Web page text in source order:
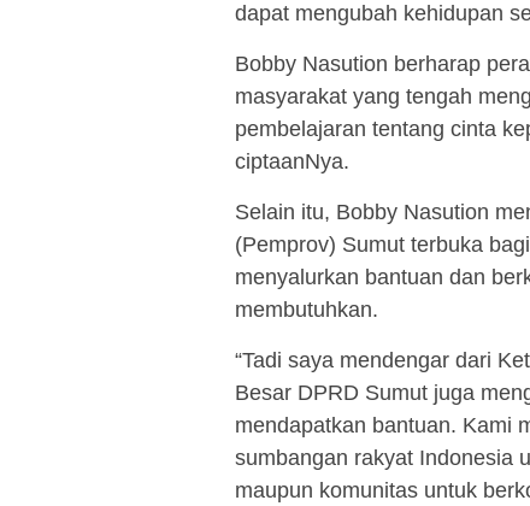
dapat mengubah kehidupan
Bobby Nasution berharap
masyarakat yang tengah
pembelajaran tentang cinta
ciptaanNya.
Selain itu, Bobby Nasution
(Pemprov) Sumut terbuka
menyalurkan bantuan dan
membutuhkan.
“Tadi saya mendengar dari
Besar DPRD Sumut juga
mendapatkan bantuan. Kami
sumbangan rakyat Indonesia
maupun komunitas untuk